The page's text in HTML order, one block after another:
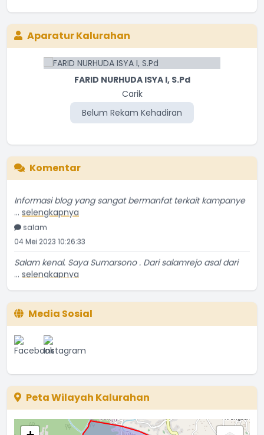
Aparatur Kalurahan
FARID NURHUDA ISYA I, S.Pd
Carik
Belum Rekam Kehadiran
Komentar
...selengkapnya
salam
04 Mei 2023 10:26:33
...selengkapnya
Sumarsono
Temanya bagus, ulasannya kurang detil sedikit. Tapi
...selengkapnya
Yatin Suwarno
20 Mei 2021 03:56:56
Makanan tsb tetap ngangenin kita kita yg ada di
perantauan.
... selengkapnya
Tyas
19 Mei 2021 22:53:56
Media Sosial
Peta Wilayah Kalurahan